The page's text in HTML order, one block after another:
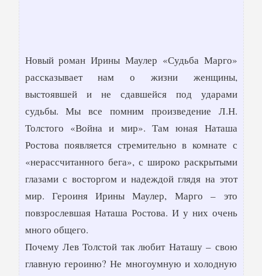
Новый роман Ирины Маулер «Судьба Марго»
рассказывает нам о жизни женщины,
выстоявшей и не сдавшейся под ударами
судьбы. Мы все помним произведение Л.Н.
Толстого «Война и мир». Там юная Наташа
Ростова появляется стремительно в комнате с
«нерассчитанного бега», с широко раскрытыми
глазами с восторгом и надеждой глядя на этот
мир. Героиня Ирины Маулер, Марго – это
повзрослевшая Наташа Ростова. И у них очень
много общего.
Почему Лев Толстой так любит Наташу – свою
главную героиню? Не многоумную и холодную